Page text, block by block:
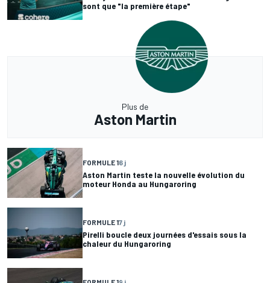
sont que "la première étape"
Plus de
Aston Martin
FORMULE 16 j
Aston Martin teste la nouvelle évolution du
moteur Honda au Hungaroring
FORMULE 17 j
Pirelli boucle deux journées d'essais sous la
chaleur du Hungaroring